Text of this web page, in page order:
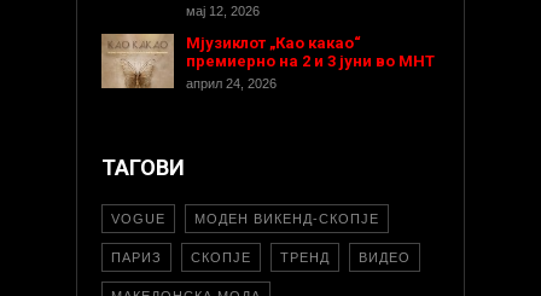
мај 12, 2026
Мјузиклот „Као какао“
премиерно на 2 и 3 јуни во МНТ
април 24, 2026
ТАГОВИ
VOGUE МОДЕН ВИКЕНД-СКОПЈЕ
ПАРИЗ СКОПЈЕ ТРЕНД ВИДЕО